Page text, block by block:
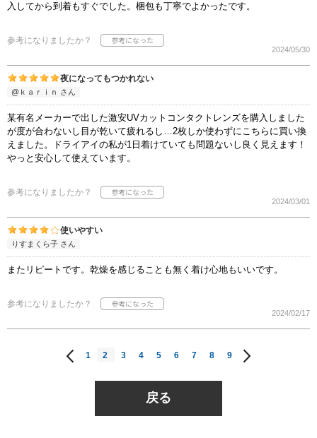
入してから到着もすぐでした。梱包も丁寧でよかったです。
参考になりましたか？
2024/05/30
夜になってもつかれない
@ｋａｒｉｎ さん
某有名メーカーで出した激安UVカットコンタクトレンズを購入しました
が度が合わないし目が乾いて疲れるし…2枚しか使わずにこちらに買い換
えました。ドライアイの私が1日着けていても問題ないし良く見えます！
やっと安心して使えています。
参考になりましたか？
2024/03/01
使いやすい
りすまくら子 さん
またリピートです。乾燥を感じることも無く着け心地もいいです。
参考になりましたか？
2024/02/17
1 2 3 4 5 6 7 8 9
戻る